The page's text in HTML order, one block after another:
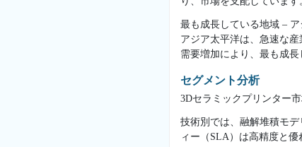
最も成長している地域 –
アジア太平洋は、急速な
需要増加により、最も成長
セグメント分析
3Dセラミックプリンター
技術別では、融解堆積モ
ィー（SLA）は高精度と